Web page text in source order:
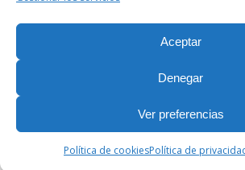
Aceptar
Denegar
Ver preferencias
Política de cookiesPolítica de
es la mejora de la competitividad de las
cual ha puesto en marcha un Plan de
competitividad de las pymes durante el
de la Cámara de Comercio de